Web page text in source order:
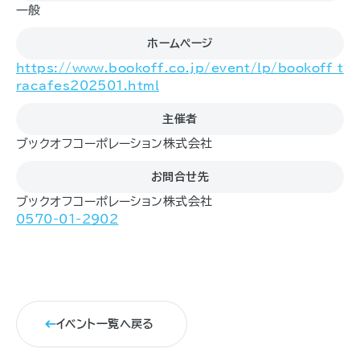
一般
ホームページ
https://www.bookoff.co.jp/event/lp/bookoff_t
racafes202501.html
主催者
ブックオフコーポレーション株式会社
お問合せ先
ブックオフコーポレーション株式会社
0570-01-2902
イベント一覧へ戻る